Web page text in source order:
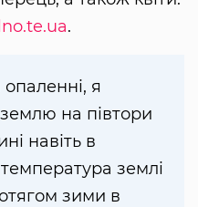
.
я
на півтори
навіть в
землі
зими в